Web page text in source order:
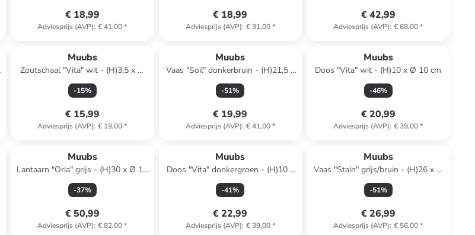
€ 18,99
Adviesprijs (AVP): € 41,00*
€ 18,99
Adviesprijs (AVP): € 31,00*
€ 42,99
Adviesprijs (AVP): € 68,00*
Muubs
Zoutschaal "Vita" wit - (H)3,5 x Ø
6,5 cm
-15%
€ 15,99
Adviesprijs (AVP): € 19,00*
Muubs
Vaas "Soil" donkerbruin - (H)21,5 x
Ø 18 cm
-51%
€ 19,99
Adviesprijs (AVP): € 41,00*
Muubs
Doos "Vita" wit - (H)10 x Ø 10 cm
-46%
€ 20,99
Adviesprijs (AVP): € 39,00*
Muubs
Lantaarn "Oria" grijs - (H)30 x Ø 10
cm
-37%
€ 50,99
Adviesprijs (AVP): € 82,00*
Muubs
Doos "Vita" donkergroen - (H)10 x
Ø 10 cm
-41%
€ 22,99
Adviesprijs (AVP): € 39,00*
Muubs
Vaas "Stain" grijs/bruin - (H)26 x Ø
14,5 cm
-51%
€ 26,99
Adviesprijs (AVP): € 56,00*